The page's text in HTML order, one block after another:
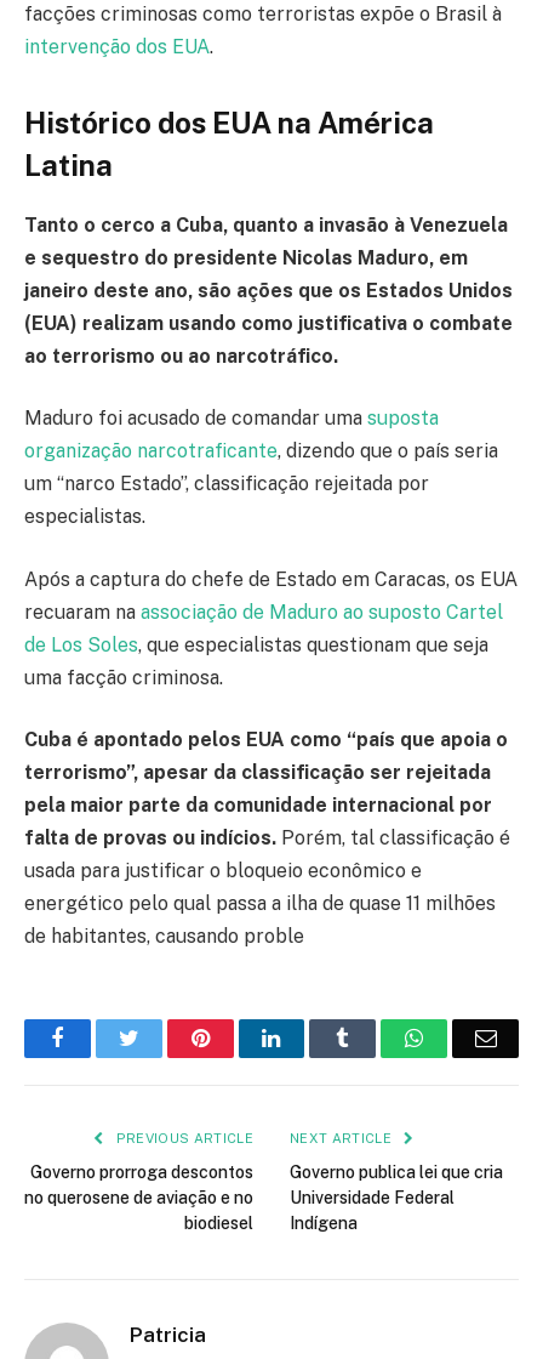
facções criminosas como terroristas expõe o Brasil à
intervenção dos EUA.
Histórico dos EUA na América
Latina
Tanto o cerco a Cuba, quanto a invasão à Venezuela
e sequestro do presidente Nicolas Maduro, em
janeiro deste ano, são ações que os Estados Unidos
(EUA) realizam usando como justificativa o combate
ao terrorismo ou ao narcotráfico.
Maduro foi acusado de comandar uma suposta
organização narcotraficante, dizendo que o país seria
um “narco Estado”, classificação rejeitada por
especialistas.
Após a captura do chefe de Estado em Caracas, os EUA
recuaram na associação de Maduro ao suposto Cartel
de Los Soles, que especialistas questionam que seja
uma facção criminosa.
Cuba é apontado pelos EUA como “país que apoia o
terrorismo”, apesar da classificação ser rejeitada
pela maior parte da comunidade internacional por
falta de provas ou indícios. Porém, tal classificação é
usada para justificar o bloqueio econômico e
energético pelo qual passa a ilha de quase 11 milhões
de habitantes, causando proble
FacebookTwitter PinterestLinkedIn Tumblr WhatsApp
PREVIOUS ARTICLE
Governo prorroga descontos
no querosene de aviação e no
biodiesel
NEXT ARTICLE
Governo publica lei que cria
Universidade Federal
Indígena
Patricia